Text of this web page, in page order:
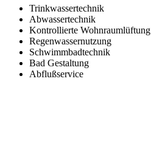
Trinkwassertechnik
Abwassertechnik
Kontrollierte Wohnraumlüftung
Regenwassernutzung
Schwimmbadtechnik
Bad Gestaltung
Abflußservice